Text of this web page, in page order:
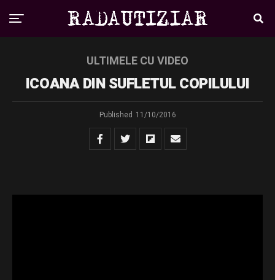
ULTIMELE CU VIDEO
ICOANA DIN SUFLETUL COPILULUI
Published 11/10/2016